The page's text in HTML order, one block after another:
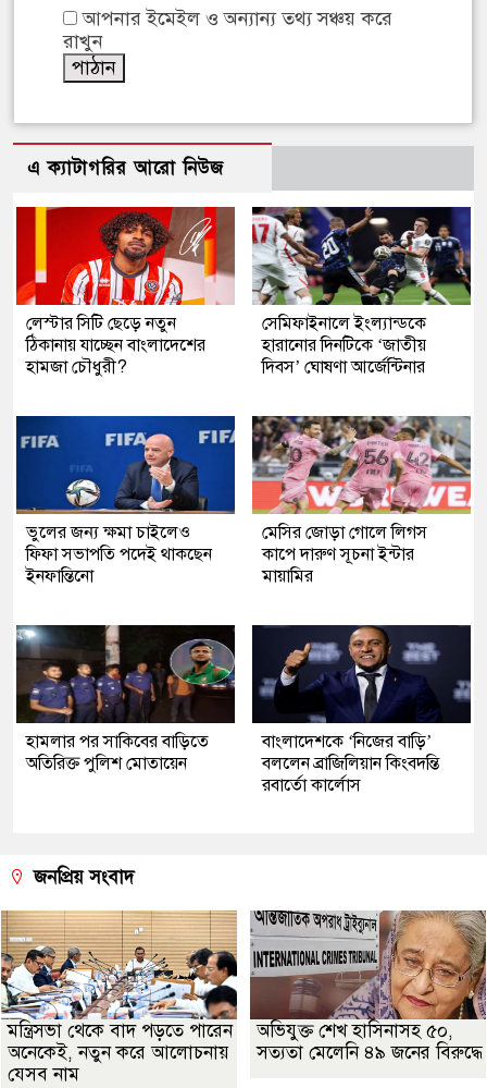
আপনার ইমেইল ও অন্যান্য তথ্য সঞ্চয় করে
রাখুন
এ ক্যাটাগরির আরো নিউজ
লেস্টার সিটি ছেড়ে নতুন
ঠিকানায় যাচ্ছেন বাংলাদেশের
হামজা চৌধুরী?
সেমিফাইনালে ইংল্যান্ডকে
হারানোর দিনটিকে ‘জাতীয়
দিবস’ ঘোষণা আর্জেন্টিনার
ভুলের জন্য ক্ষমা চাইলেও
ফিফা সভাপতি পদেই থাকছেন
ইনফান্তিনো
মেসির জোড়া গোলে লিগস
কাপে দারুণ সূচনা ইন্টার
মায়ামির
হামলার পর সাকিবের বাড়িতে
অতিরিক্ত পুলিশ মোতায়েন
বাংলাদেশকে ‘নিজের বাড়ি’
বললেন ব্রাজিলিয়ান কিংবদন্তি
রবার্তো কার্লোস
জনপ্রিয় সংবাদ
মন্ত্রিসভা থেকে বাদ পড়তে পারেন
অনেকেই, নতুন করে আলোচনায়
যেসব নাম
অভিযুক্ত শেখ হাসিনাসহ ৫০,
সত্যতা মেলেনি ৪৯ জনের বিরুদ্ধে